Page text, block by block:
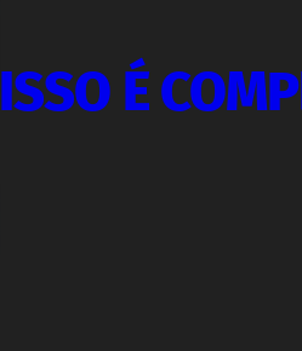
ISSO É